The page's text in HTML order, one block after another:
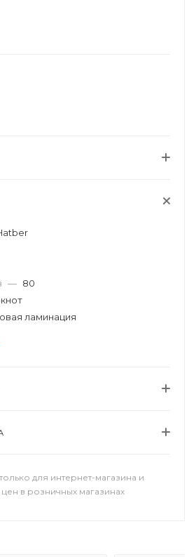
— 80
ламинация
для интернет-магазина и
цен в розничных магазинах